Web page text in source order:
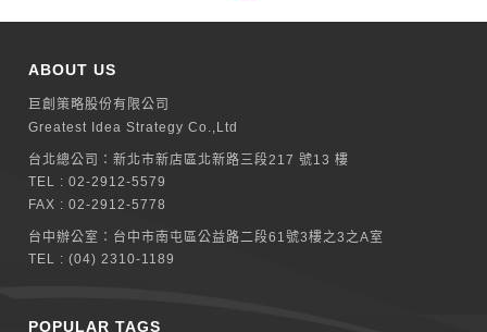
ABOUT US
巨創策略股份有限公司
Greatest Idea Strategy Co.,Ltd
台北總公司：新北巿新店區北新路三段217 號13 樓
TEL :02-2912-5579
FAX : 02-2912-5778
台中辦公室： 台中市南屯區公益路二段61號3樓之3之A室
TEL :(04) 2310-1189
POPULAR TAGS